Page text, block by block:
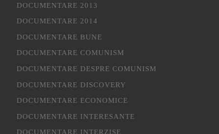
DOCUMENTARE 2013
DOCUMENTARE 2014
DOCUMENTARE BUNE
DOCUMENTARE COMUNISM
DOCUMENTARE DESPRE COMUNISM
DOCUMENTARE DISCOVERY
DOCUMENTARE ECONOMICE
DOCUMENTARE INTERESANTE
DOCUMENTARE INTERZISE